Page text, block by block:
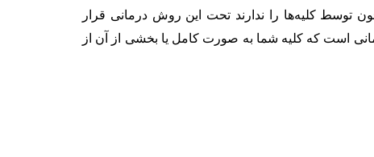
توسط کلیه‌ها را ندارند تحت این روش درمانی قرار
است که کلیه شما به صورت کامل یا بخشی از آن از